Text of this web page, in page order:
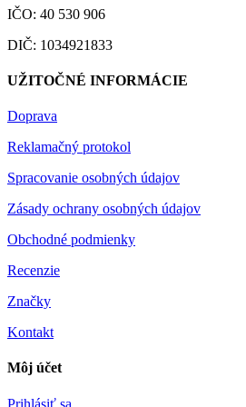
IČO: 40 530 906
DIČ: 1034921833
UŽITOČNÉ INFORMÁCIE
Doprava
Reklamačný protokol
Spracovanie osobných údajov
Zásady ochrany osobných údajov
Obchodné podmienky
Recenzie
Značky
Kontakt
Môj účet
Prihlásiť sa